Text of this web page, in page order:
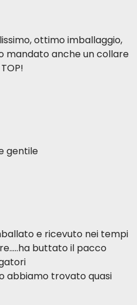
ottimo imballaggio,
mandato anche un collare
gentile
e ricevuto nei tempi
buttato il pacco
abbiamo trovato quasi